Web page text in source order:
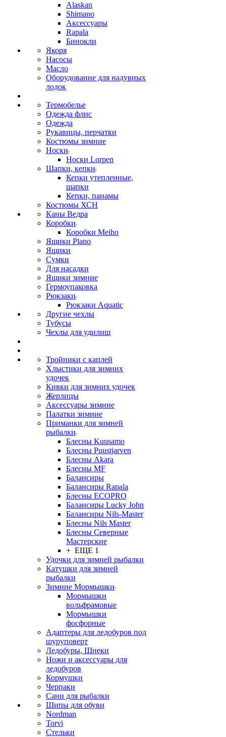
Alaskan
Shimano
Аксессуары
Rapala
Бинокли
Якоря
Насосы
Масло
Оборудование для надувных
лодок
Термобелье
Одежда флис
Одежда
Рукавицы, перчатки
Костюмы зимние
Носки
Носки Lorpen
Шапки, кепки
Кепки утепленные,
шапки
Кепки, панамы
Костюмы ХСН
Каны Ведра
Коробки
Коробки Meiho
Ящики Plano
Ящики
Сумки
Для насадки
Ящики зимние
Гермоупаковка
Рюкзаки
Рюкзаки Aquatic
Другие чехлы
Тубусы
Чехлы для удилищ
Тройники с каплей
Хлыстики для зимних
удочек
Кивки для зимних удочек
Жерлицы
Аксессуары зимние
Палатки зимние
Приманки для зимней
рыбалки
Блесны Kuusamo
Блесны Puustjarven
Блесны Akara
Блесны MF
Балансиры
Балансиры Rapala
Блесны ECOPRO
Балансиры Lucky John
Балансиры Nils-Master
Блесны Nils Master
Блесны Северные
Мастерские
+ ЕЩЕ 1
Удочки для зимней рыбалки
Катушки для зимней
рыбалки
Зимние Мормышки
Мормышки
вольфрамовые
Мормышки
фосфорные
Адаптеры для ледобуров под
шуруповерт
Ледобуры, Шнеки
Ножи и аксессуары для
ледобуров
Кормушки
Черпаки
Сани для рыбалки
Шипы для обуви
Nordman
Torvi
Стельки